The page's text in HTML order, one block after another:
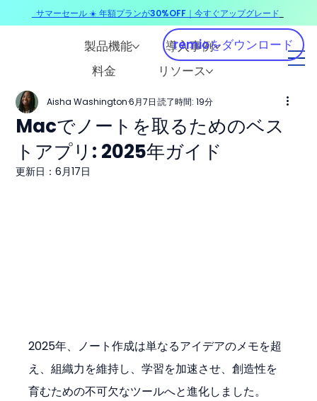
製品機能
導入事例
料金
リソース
remioをダウンロード
Macでノートを取るためのベス
トアプリ: 2025年ガイド
Aisha Washington 6月7日 読了時間: 19分
更新日：6月17日
2025年、ノート作成は単なるアイデアのメモを超
え、組織力を維持し、学習を加速させ、創造性を
育むための不可欠なツールへと進化しました。
サマーセール ☀️ 年額プランが30%OFF｜今すぐアップグレード